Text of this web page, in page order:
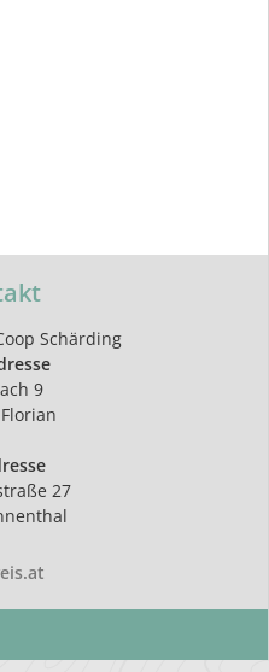
Schärding
9
27